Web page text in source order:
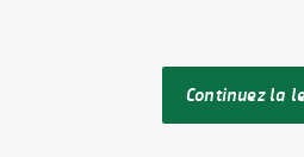
Continuez la